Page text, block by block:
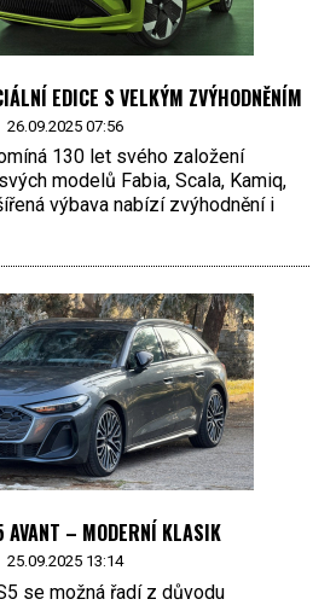
EDICE S VELKÝM ZVÝHODNĚNÍM
26.09.2025 07:56
130 let svého založení
modelů Fabia, Scala, Kamiq,
výbava nabízí zvýhodnění i
– MODERNÍ KLASIK
25.09.2025 13:14
se možná řadí z důvodu